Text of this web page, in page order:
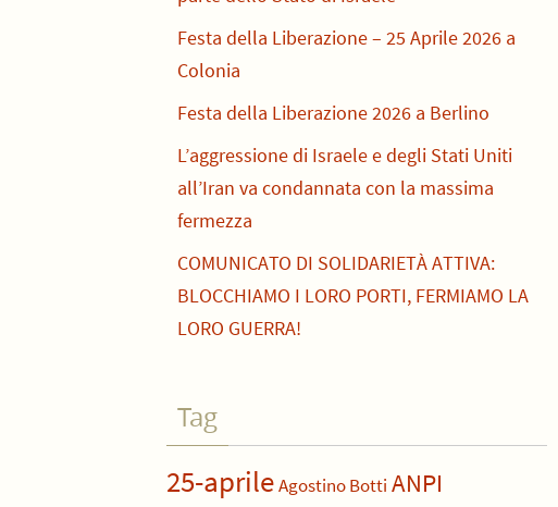
Festa della Liberazione – 25 Aprile 2026 a
Colonia
Festa della Liberazione 2026 a Berlino
L’aggressione di Israele e degli Stati Uniti
all’Iran va condannata con la massima
fermezza
COMUNICATO DI SOLIDARIETÀ ATTIVA:
BLOCCHIAMO I LORO PORTI, FERMIAMO LA
LORO GUERRA!
Tag
25-aprileAgostino Botti ANPI